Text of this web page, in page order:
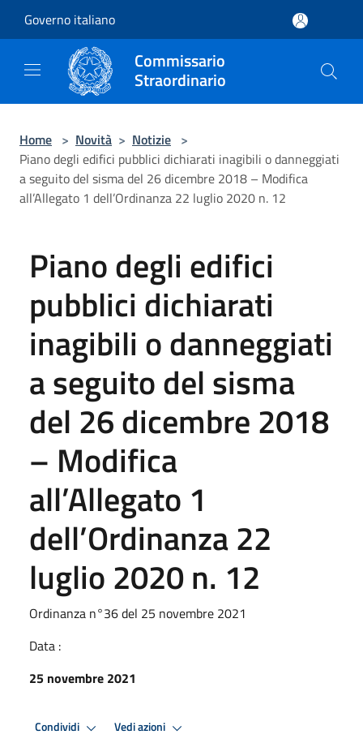
Governo italiano
Commissario
Straordinario
Home > Novità > Notizie >
Piano degli edifici pubblici dichiarati inagibili o danneggiati
a seguito del sisma del 26 dicembre 2018 – Modifica
all’Allegato 1 dell’Ordinanza 22 luglio 2020 n. 12
Piano degli edifici
pubblici dichiarati
inagibili o danneggiati
a seguito del sisma
del 26 dicembre 2018
– Modifica
all’Allegato 1
dell’Ordinanza 22
luglio 2020 n. 12
Ordinanza n°36 del 25 novembre 2021
Data :
25 novembre 2021
Condividi Vedi azioni